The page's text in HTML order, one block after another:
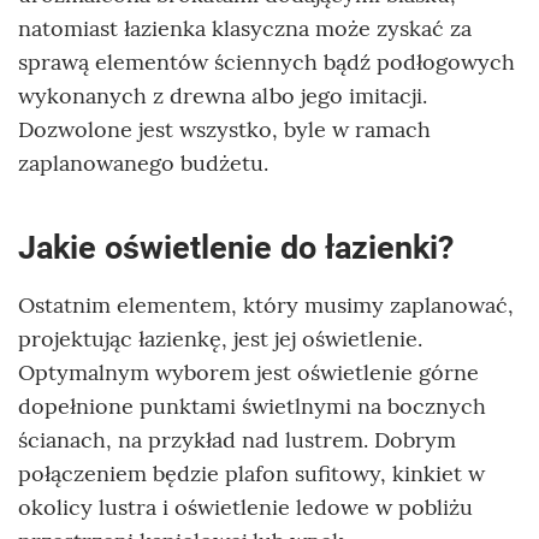
natomiast łazienka klasyczna może zyskać za
sprawą elementów ściennych bądź podłogowych
wykonanych z drewna albo jego imitacji.
Dozwolone jest wszystko, byle w ramach
zaplanowanego budżetu.
Jakie oświetlenie do łazienki?
Ostatnim elementem, który musimy zaplanować,
projektując łazienkę, jest jej oświetlenie.
Optymalnym wyborem jest oświetlenie górne
dopełnione punktami świetlnymi na bocznych
ścianach, na przykład nad lustrem. Dobrym
połączeniem będzie plafon sufitowy, kinkiet w
okolicy lustra i oświetlenie ledowe w pobliżu